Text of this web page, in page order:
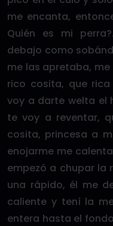
me encanta,
Quién es mi
debajo como
me las apretaba,
rico cosita, que
voy a darte welta el
te voy a reventar,
cosita, princesa a
enojarme me
empezó a chupar la
una rápido, él me
caliente y tení la
entera hasta el